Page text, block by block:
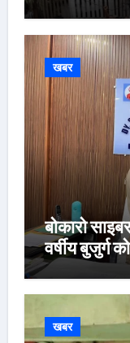
खबर
बोकारो
वर्षीय बुजुर्ग
खबर